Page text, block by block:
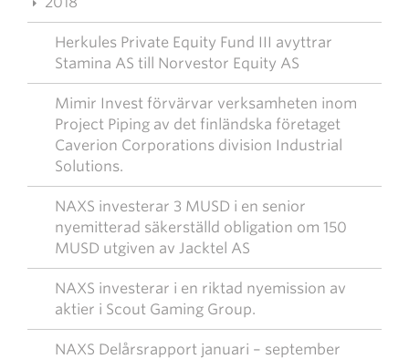
Herkules Private Equity Fund III avyttrar
Stamina AS till Norvestor Equity AS
Mimir Invest förvärvar verksamheten inom
Project Piping av det finländska företaget
Caverion Corporations division Industrial
Solutions.
NAXS investerar 3 MUSD i en senior
nyemitterad säkerställd obligation om 150
MUSD utgiven av Jacktel AS
NAXS investerar i en riktad nyemission av
aktier i Scout Gaming Group.
NAXS Delårsrapport januari – september